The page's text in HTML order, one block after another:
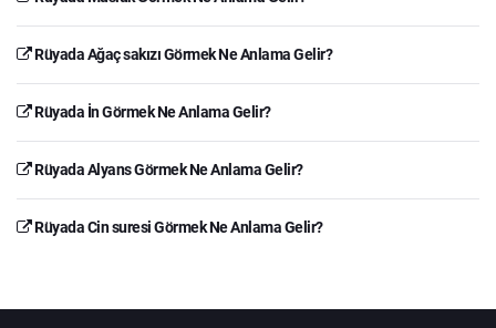
Rüyada Ağaç sakızı Görmek Ne Anlama Gelir?
Rüyada İn Görmek Ne Anlama Gelir?
Rüyada Alyans Görmek Ne Anlama Gelir?
Rüyada Cin suresi Görmek Ne Anlama Gelir?